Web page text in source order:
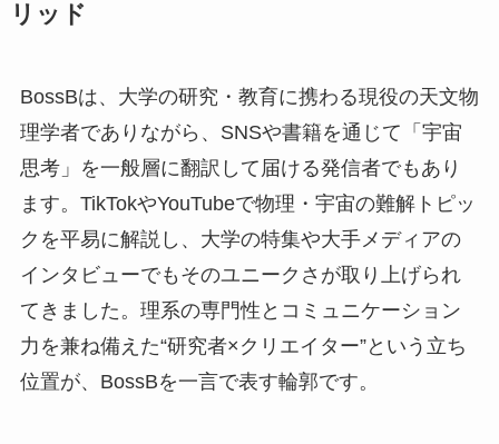
リッド
BossBは、大学の研究・教育に携わる現役の天文物
理学者でありながら、SNSや書籍を通じて「宇宙
思考」を一般層に翻訳して届ける発信者でもあり
ます。TikTokやYouTubeで物理・宇宙の難解トピッ
クを平易に解説し、大学の特集や大手メディアの
インタビューでもそのユニークさが取り上げられ
てきました。理系の専門性とコミュニケーション
力を兼ね備えた“研究者×クリエイター”という立ち
位置が、BossBを一言で表す輪郭です。